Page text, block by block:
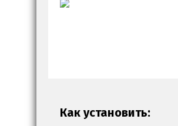
Как установить: